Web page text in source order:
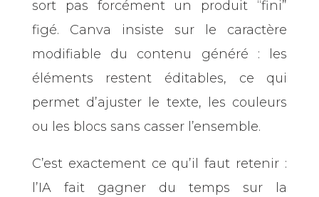
sort pas forcément un produit “fini”
figé. Canva insiste sur le caractère
modifiable du contenu généré : les
éléments restent éditables, ce qui
permet d’ajuster le texte, les couleurs
ou les blocs sans casser l’ensemble.
C’est exactement ce qu’il faut retenir :
l’IA fait gagner du temps sur la